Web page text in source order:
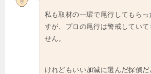
私も取材の一環で尾行してもら
すが、プロの尾行は警戒していて
せん。
けれどもいい加減に選んだ探偵